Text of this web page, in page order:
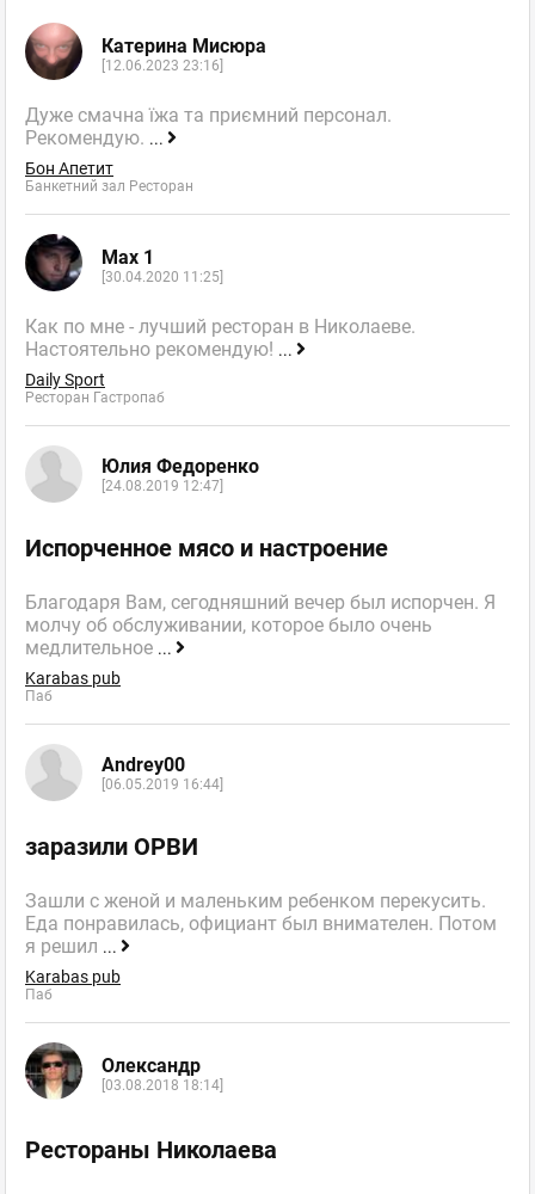
Катерина Мисюра
[12.06.2023 23:16]
Дуже смачна їжа та приємний персонал.
Рекомендую. ...
Бон Апетит
Банкетний зал Ресторан
Max 1
[30.04.2020 11:25]
Как по мне - лучший ресторан в Николаеве.
Настоятельно рекомендую! ...
Daily Sport
Ресторан Гастропаб
Юлия Федоренко
[24.08.2019 12:47]
Испорченное мясо и настроение
Благодаря Вам, сегодняшний вечер был испорчен. Я
молчу об обслуживании, которое было очень
медлительное ...
Karabas pub
Паб
Andrey00
[06.05.2019 16:44]
заразили ОРВИ
Зашли с женой и маленьким ребенком перекусить.
Еда понравилась, официант был внимателен. Потом
я решил ...
Karabas pub
Паб
Олександр
[03.08.2018 18:14]
Рестораны Николаева